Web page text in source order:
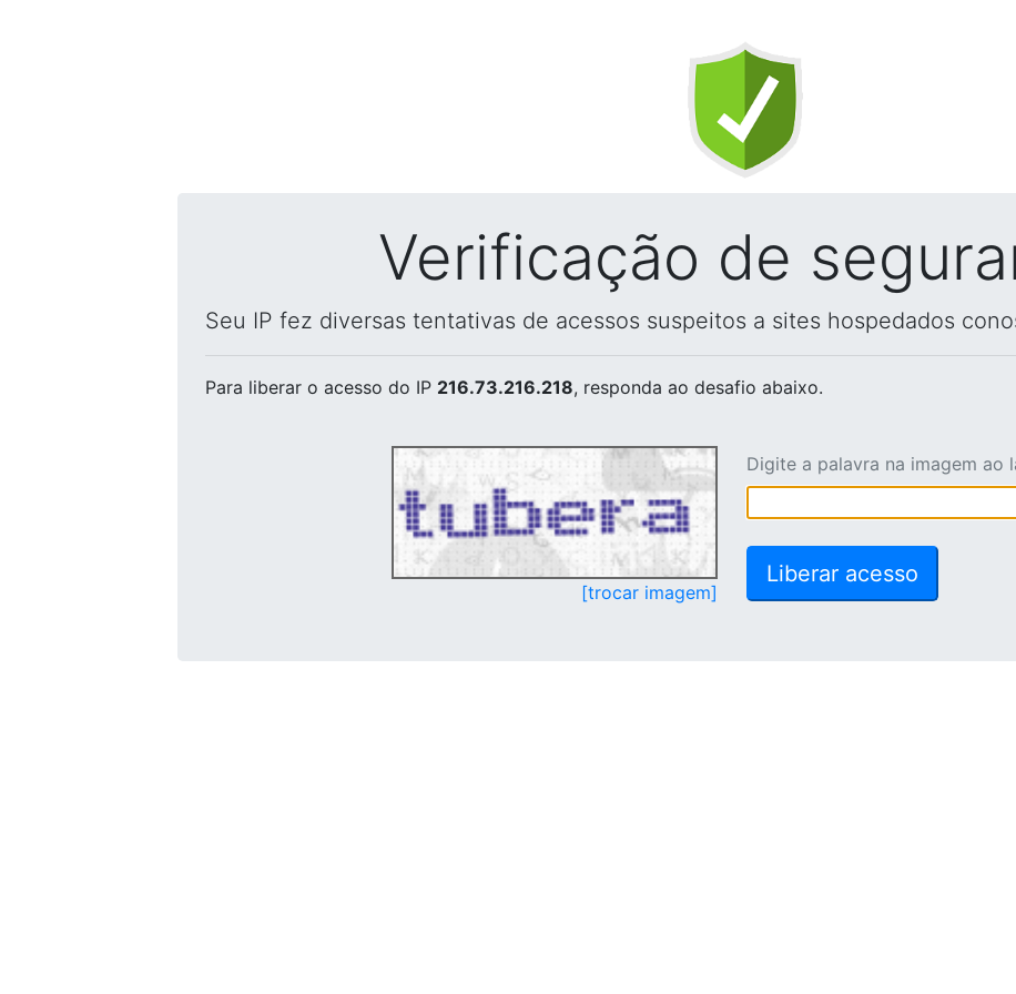
Verificação de
Seu IP fez diversas tentativas de acessos suspeitos a sites hospedados
Para liberar o acesso do IP 216.73.216.218, responda ao desafio abaixo.
[trocar imagem]
Digite a palavra na imagem ao